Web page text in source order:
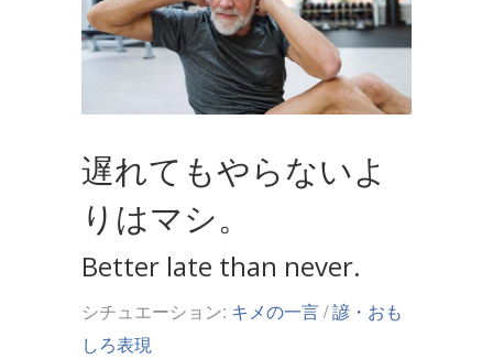
遅れてもやらないよ
りはマシ。
Better late than never.
シチュエーション: キメの一言/諺・おも
しろ表現